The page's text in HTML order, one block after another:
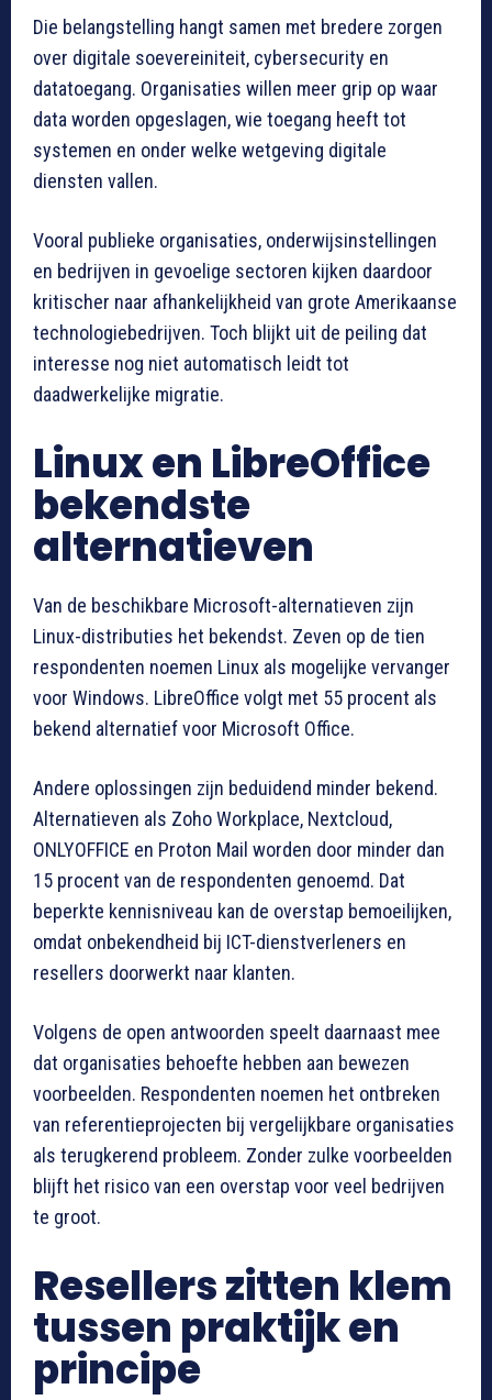
Die belangstelling hangt samen met bredere zorgen
over digitale soevereiniteit, cybersecurity en
datatoegang. Organisaties willen meer grip op waar
data worden opgeslagen, wie toegang heeft tot
systemen en onder welke wetgeving digitale
diensten vallen.
Vooral publieke organisaties, onderwijsinstellingen
en bedrijven in gevoelige sectoren kijken daardoor
kritischer naar afhankelijkheid van grote Amerikaanse
technologiebedrijven. Toch blijkt uit de peiling dat
interesse nog niet automatisch leidt tot
daadwerkelijke migratie.
Linux en LibreOffice
bekendste
alternatieven
Van de beschikbare Microsoft-alternatieven zijn
Linux-distributies het bekendst. Zeven op de tien
respondenten noemen Linux als mogelijke vervanger
voor Windows. LibreOffice volgt met 55 procent als
bekend alternatief voor Microsoft Office.
Andere oplossingen zijn beduidend minder bekend.
Alternatieven als Zoho Workplace, Nextcloud,
ONLYOFFICE en Proton Mail worden door minder dan
15 procent van de respondenten genoemd. Dat
beperkte kennisniveau kan de overstap bemoeilijken,
omdat onbekendheid bij ICT-dienstverleners en
resellers doorwerkt naar klanten.
Volgens de open antwoorden speelt daarnaast mee
dat organisaties behoefte hebben aan bewezen
voorbeelden. Respondenten noemen het ontbreken
van referentieprojecten bij vergelijkbare organisaties
als terugkerend probleem. Zonder zulke voorbeelden
blijft het risico van een overstap voor veel bedrijven
te groot.
Resellers zitten klem
tussen praktijk en
principe